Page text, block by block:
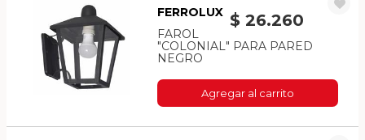
$ 26.260
FERROLUX
FAROL
"COLONIAL" PARA PARED
NEGRO
Agregar al carrito